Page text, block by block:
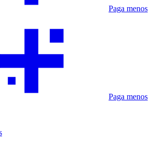
Paga menos
Paga menos